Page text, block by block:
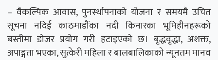
– वैकल्पिक आवास, पुनर्स्थापनाको योजना र समयमै उचित
सूचना नदिई काठमाडौंका नदी किनारका भूमिहीनहरूको
बस्तीमा डोजर प्रयोग गरी हटाइएको छ। बृद्धवृद्धा, अशक्त,
अपाङ्गता भएका, सुत्केरी महिला र बालबालिकाको न्यूनतम मानव